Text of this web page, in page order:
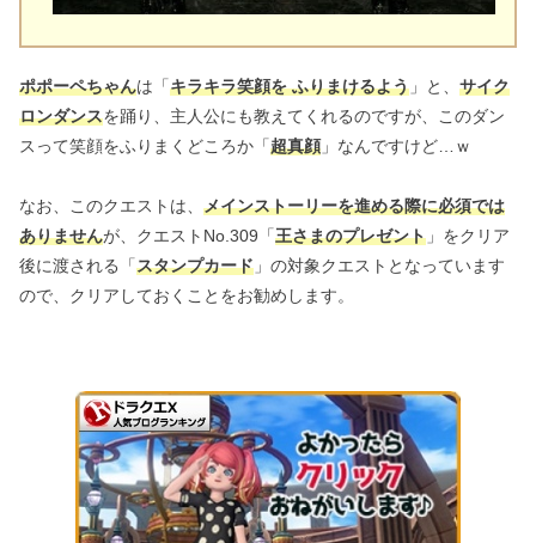
ポポーペちゃんは「キラキラ笑顔を ふりまけるよう 」と、 サイク
ロンダンスを踊り、主人公にも教えてくれるのですが、このダン
スって笑顔をふりまくどころか「超真顔」なんですけど…ｗ
なお、このクエストは、 メインストーリーを進める際に必須では
ありませんが、クエストNo.309「王さまのプレゼント 」をクリア
後に渡される「スタンプカード 」の対象クエストとなっています
ので、クリアしておくことをお勧めします。